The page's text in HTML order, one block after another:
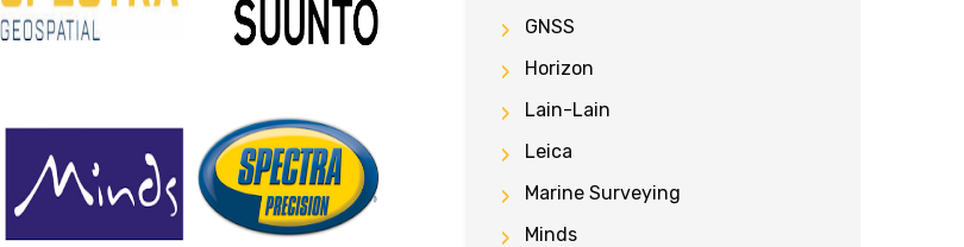
GNSS
Horizon
Lain-Lain
Leica
Marine Surveying
Minds